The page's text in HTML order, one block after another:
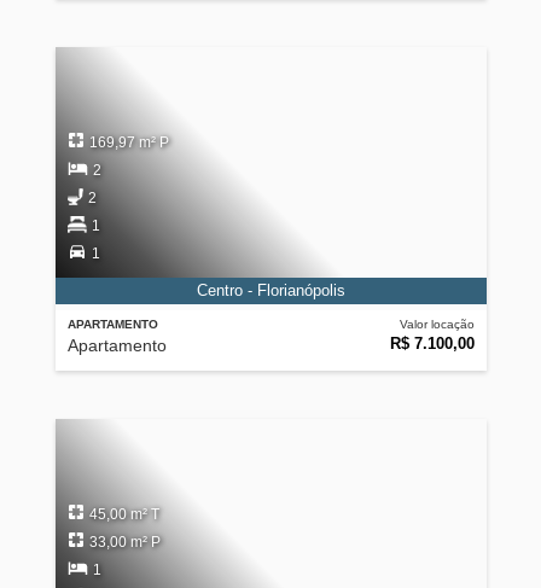
APARTAMENTO
Apartamento
Valor locação
R$ 7.100,00
169,97 m² P
2
2
1
1
Centro - Florianópolis
45,00 m² T
33,00 m² P
1